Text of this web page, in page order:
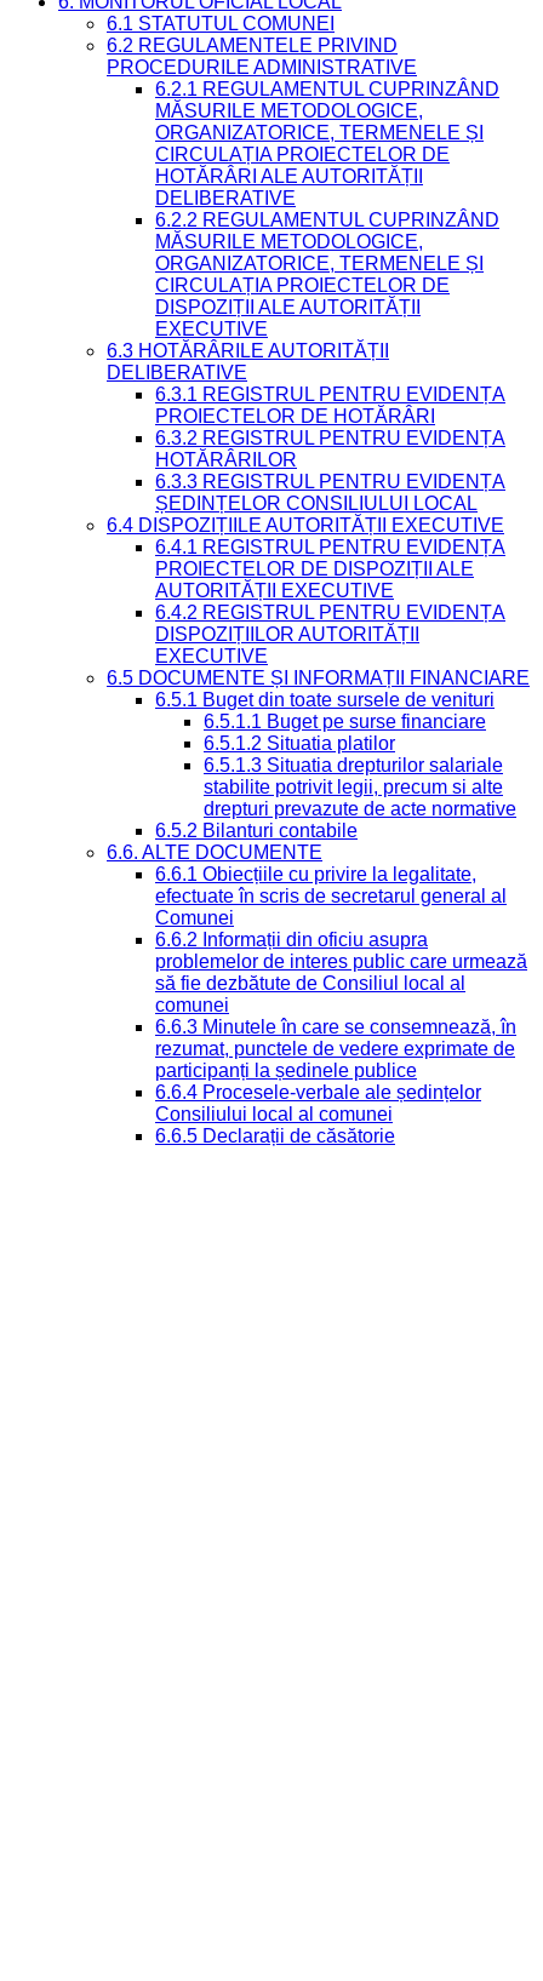
6.1 STATUTUL COMUNEI
6.2 REGULAMENTELE PRIVIND
PROCEDURILE ADMINISTRATIVE
6.2.1 REGULAMENTUL CUPRINZÂND
MĂSURILE METODOLOGICE,
ORGANIZATORICE, TERMENELE ȘI
CIRCULAȚIA PROIECTELOR DE
HOTĂRÂRI ALE AUTORITĂȚII
DELIBERATIVE
6.2.2 REGULAMENTUL CUPRINZÂND
MĂSURILE METODOLOGICE,
ORGANIZATORICE, TERMENELE ȘI
CIRCULAȚIA PROIECTELOR DE
DISPOZIȚII ALE AUTORITĂȚII
EXECUTIVE
6.3 HOTĂRÂRILE AUTORITĂȚII
DELIBERATIVE
6.3.1 REGISTRUL PENTRU EVIDENȚA
PROIECTELOR DE HOTĂRÂRI
6.3.2 REGISTRUL PENTRU EVIDENȚA
HOTĂRÂRILOR
6.3.3 REGISTRUL PENTRU EVIDENȚA
ȘEDINȚELOR CONSILIULUI LOCAL
6.4 DISPOZIȚIILE AUTORITĂȚII EXECUTIVE
6.4.1 REGISTRUL PENTRU EVIDENȚA
PROIECTELOR DE DISPOZIȚII ALE
AUTORITĂȚII EXECUTIVE
6.4.2 REGISTRUL PENTRU EVIDENȚA
DISPOZIȚIILOR AUTORITĂȚII
EXECUTIVE
6.5 DOCUMENTE ȘI INFORMAȚII FINANCIARE
6.5.1 Buget din toate sursele de venituri
6.5.1.1 Buget pe surse financiare
6.5.1.2 Situatia platilor
6.5.1.3 Situatia drepturilor salariale
stabilite potrivit legii, precum si alte
drepturi prevazute de acte normative
6.5.2 Bilanturi contabile
6.6. ALTE DOCUMENTE
6.6.1 Obiecțiile cu privire la legalitate,
efectuate în scris de secretarul general al
Comunei
6.6.2 Informații din oficiu asupra
problemelor de interes public care urmează
să fie dezbătute de Consiliul local al
comunei
6.6.3 Minutele în care se consemnează, în
rezumat, punctele de vedere exprimate de
participanți la ședinele publice
6.6.4 Procesele-verbale ale ședințelor
Consiliului local al comunei
6.6.5 Declarații de căsătorie